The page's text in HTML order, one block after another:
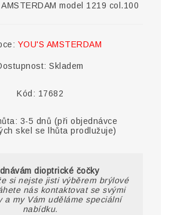
model 1219 col.100
YOU'S AMSTERDAM
Skladem
Kód: 17682
3-5 dnů (při objednávce
skel se lhůta prodlužuje)
dioptrické čočky
si nejste jisti výběrem brýlové
nás kontaktovat se svými
a my Vám uděláme speciální
nabídku.